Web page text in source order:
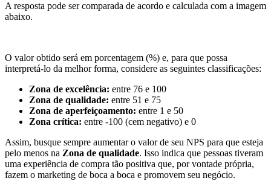
A resposta pode ser comparada de acordo e calculada com a imagem
abaixo.
O valor obtido será em porcentagem (%) e, para que possa
interpretá-lo da melhor forma, considere as seguintes classificações:
Zona de excelência: entre 76 e 100
Zona de qualidade: entre 51 e 75
Zona de aperfeiçoamento: entre 1 e 50
Zona crítica: entre -100 (cem negativo) e 0
Assim, busque sempre aumentar o valor de seu NPS para que esteja
pelo menos na Zona de qualidade. Isso indica que pessoas tiveram
uma experiência de compra tão positiva que, por vontade própria,
fazem o marketing de boca a boca e promovem seu negócio.